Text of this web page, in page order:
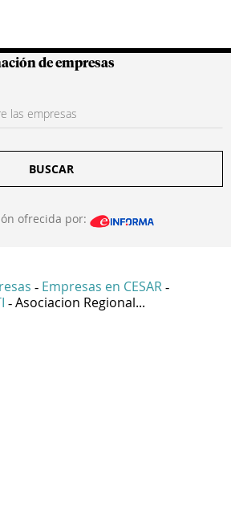
Colombianas
de empresas
BUSCAR
ofrecida por:
- Empresas en CESAR -
- Asociacion Regional...